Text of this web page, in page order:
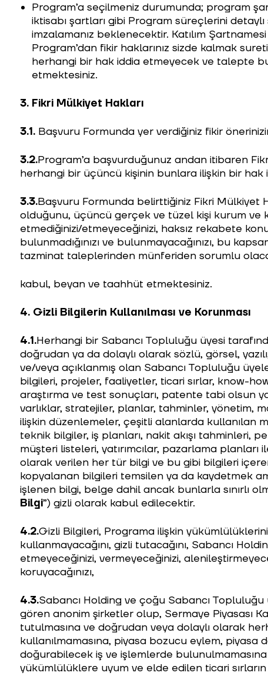
Program’a seçilmeniz durumunda; program
iktisabı şartları gibi Program süreçlerini
imzalamanız beklenecektir. Katılım
Program’dan fikir haklarınız sizde kalmak
herhangi bir hak iddia etmeyecek ve talepte
etmektesiniz.
3. Fikri Mülkiyet Hakları
3.1.Başvuru Formunda yer verdiğiniz fikir
3.2.Program’a başvurduğunuz andan itibaren
herhangi bir üçüncü kişinin bunlara ilişkin bir hak
3.3.Başvuru Formunda belirttiğiniz Fikri Mülkiyet
olduğunu, üçüncü gerçek ve tüzel kişi kurum ve
etmediğinizi/etmeyeceğinizi, haksız rekabete
bulunmadığınızı ve bulunmayacağınızı, bu
tazminat taleplerinden münferiden sorumlu
kabul, beyan ve taahhüt etmektesiniz.
4. Gizli Bilgilerin Kullanılması ve Korunması
4.1.Herhangi bir Sabancı Topluluğu üyesi
doğrudan ya da dolaylı olarak sözlü, görsel,
ve/veya açıklanmış olan Sabancı Topluluğu
bilgileri, projeler, faaliyetler, ticari sırlar, know-
araştırma ve test sonuçları, patente tabi olsun
varlıklar, stratejiler, planlar, tahminler, yönetim,
ilişkin düzenlemeler, çeşitli alanlarda kullanılan
teknik bilgiler, iş planları, nakit akışı tahminleri,
müşteri listeleri, yatırımcılar, pazarlama planları
olarak verilen her tür bilgi ve bu gibi bilgileri
kopyalanan bilgileri temsilen ya da kaydetmek
işlenen bilgi, belge dahil ancak bunlarla sınırlı
Bilgi”) gizli olarak kabul edilecektir.
4.2.Gizli Bilgileri, Programa ilişkin
kullanmayacağını, gizli tutacağını, Sabancı
etmeyeceğinizi, vermeyeceğinizi,
koruyacağınızı,
4.3.Sabancı Holding ve çoğu Sabancı
gören anonim şirketler olup, Sermaye Piyasası
tutulmasına ve doğrudan veya dolaylı olarak
kullanılmamasına, piyasa bozucu eylem, piyasa
doğurabilecek iş ve işlemlerde
yükümlülüklere uyum ve elde edilen ticari